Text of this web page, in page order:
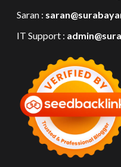
Saran :
IT Support :